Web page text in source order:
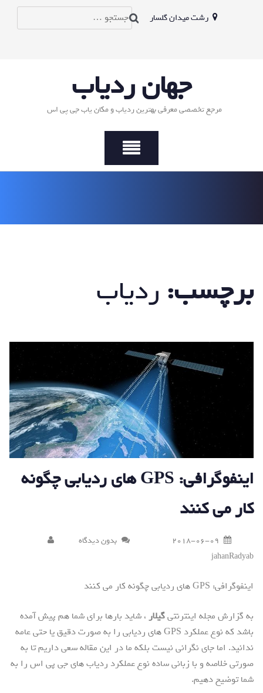
رشت میدان گلسار
جستجو
جهان ردیاب
مرجع تخصصی معرفی بهترین ردیاب و مکان یاب جی پی اس
برچسب: ردیاب
اینفوگرافی: GPS های ردیابی چگونه
کار می کنند
2018-06-09
بدون دیدگاه
jahanRadyab
اینفوگرافی: GPS های ردیابی چگونه کار می کنند
به گزارش مجله اینترنتیگیلار، شاید بارها برای شما هم پیش آمده
باشد که نوع عملکرد GPS های ردیابی را به صورت دقیق یا حتی عامه
ندانید. اما جای نگرانی نیست بلکه ما در این مقاله سعی داریم تا به
صورتی خلاصه و با زبانی ساده نوع عملکرد ردیاب های جی پی اس را به
شما توضیح دهیم.